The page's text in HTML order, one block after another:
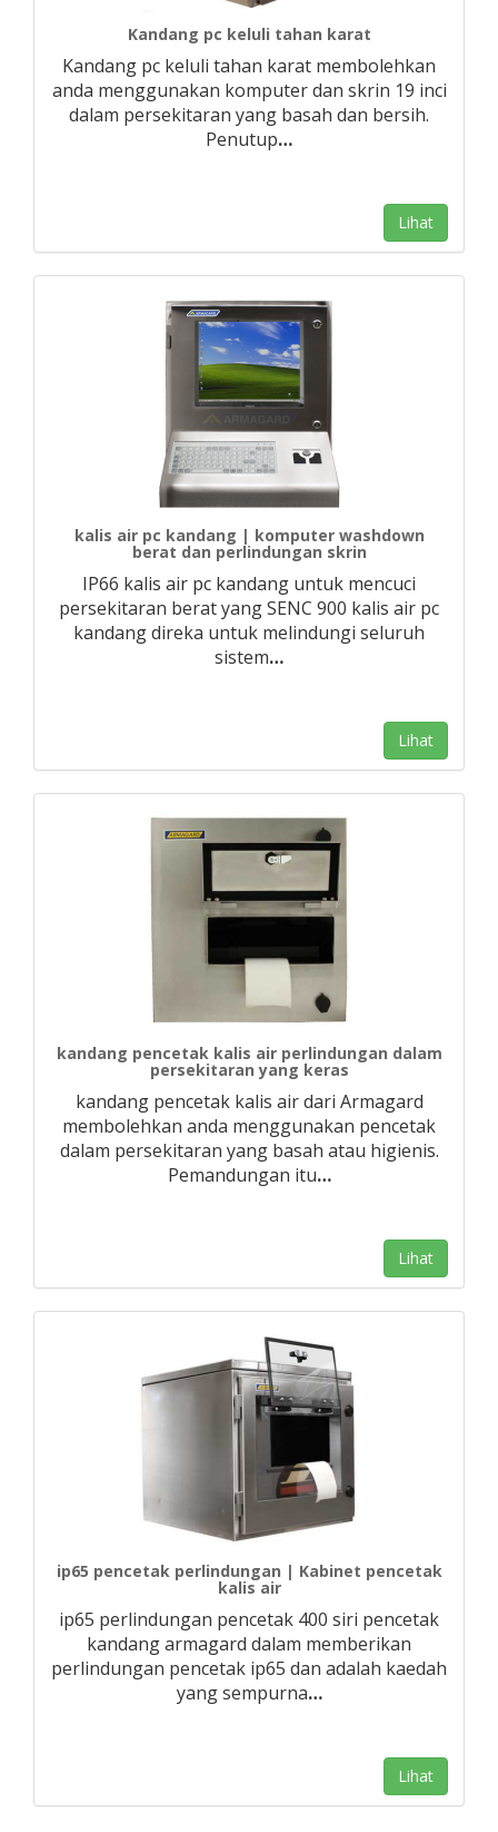
Kandang pc keluli tahan karat
Kandang pc keluli tahan karat membolehkan
anda menggunakan komputer dan skrin 19 inci
dalam persekitaran yang basah dan bersih.
Penutup…
Lihat
kalis air pc kandang | komputer washdown
berat dan perlindungan skrin
IP66 kalis air pc kandang untuk mencuci
persekitaran berat yang SENC 900 kalis air pc
kandang direka untuk melindungi seluruh
sistem…
Lihat
kandang pencetak kalis air perlindungan dalam
persekitaran yang keras
kandang pencetak kalis air dari Armagard
membolehkan anda menggunakan pencetak
dalam persekitaran yang basah atau higienis.
Pemandungan itu…
Lihat
ip65 pencetak perlindungan | Kabinet pencetak
kalis air
ip65 perlindungan pencetak 400 siri pencetak
kandang armagard dalam memberikan
perlindungan pencetak ip65 dan adalah kaedah
yang sempurna…
Lihat